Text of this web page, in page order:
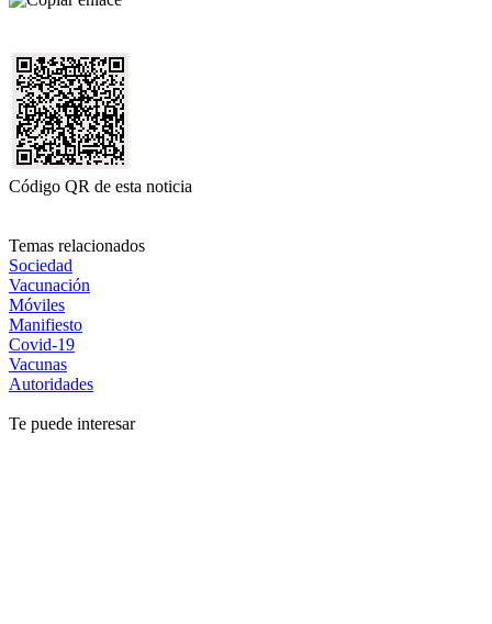
Código QR de esta noticia
Temas relacionados
Sociedad
Vacunación
Móviles
Manifiesto
Covid-19
Vacunas
Autoridades
Te puede interesar